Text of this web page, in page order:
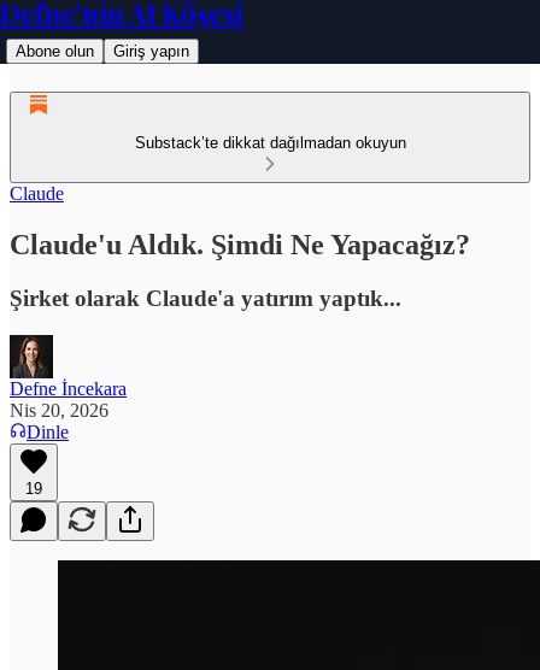
Defne'nin AI Köşesi
Abone olun Giriş yapın
Substack’te dikkat dağılmadan okuyun
Claude
Claude'u Aldık. Şimdi Ne Yapacağız?
Şirket olarak Claude'a yatırım yaptık...
Defne İncekara
Nis 20, 2026
Dinle
19